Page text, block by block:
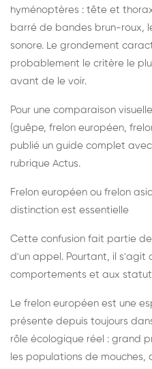
hyménoptères : tête et
barré de bandes brun-roux,
sonore. Le grondement
probablement le critère le
avant de le voir.
Pour une comparaison
(guêpe, frelon européen,
publié un guide complet
rubrique Actus.
Frelon européen ou frelon
distinction est essentielle
Cette confusion fait partie
d'un appel. Pourtant, il s'agit
comportements et aux
Le frelon européen est une
présente depuis toujours
rôle écologique réel : grand
les populations de mouches,